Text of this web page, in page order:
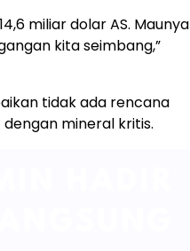
miliar dolar AS. Maunya
kita seimbang,”
tidak ada rencana
mineral kritis.